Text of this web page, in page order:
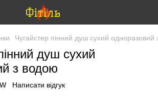
Чугайстер пінний душ сухий одноразовий
душ сухий
з водою
Написати відгук